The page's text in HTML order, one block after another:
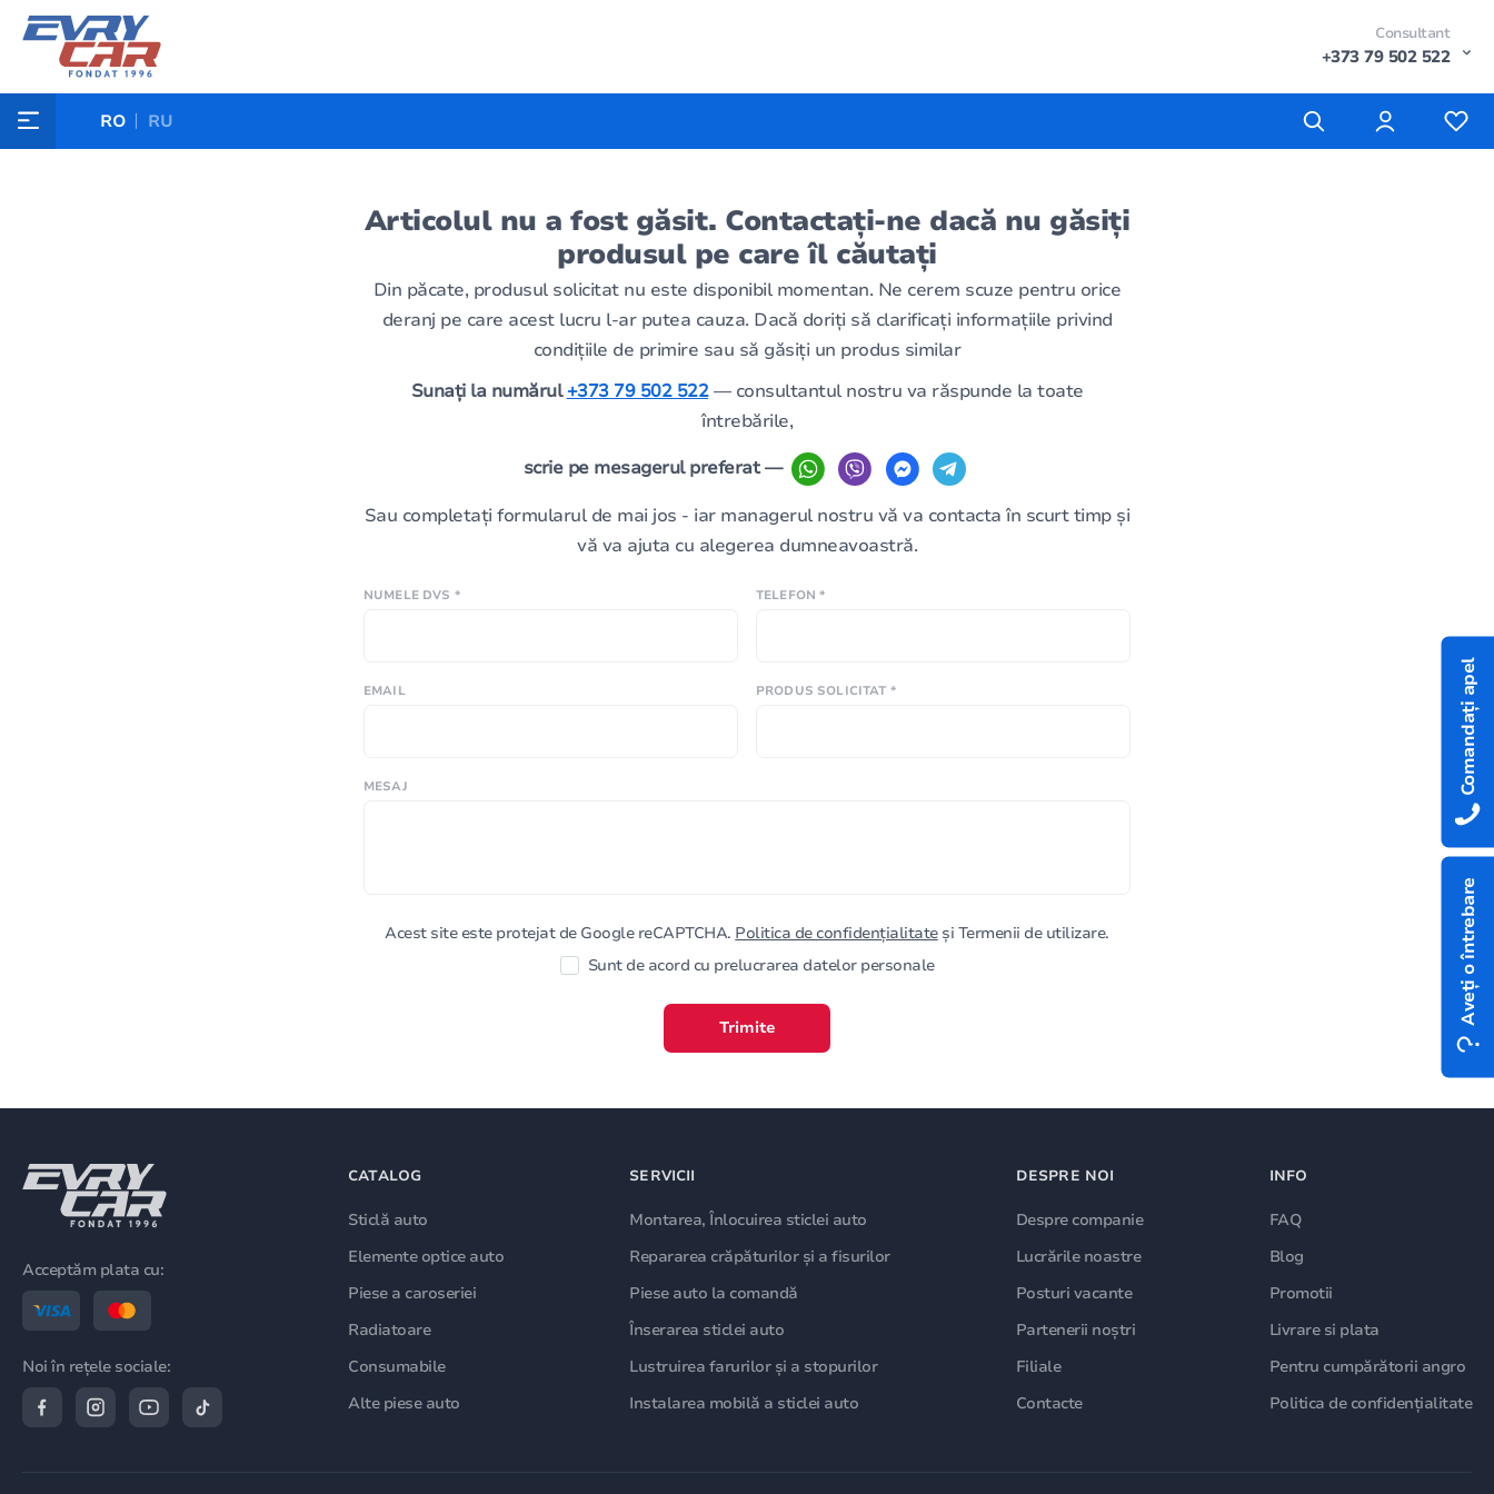
Consultant
+373 79 502 522
RO RU
Articolul nu a fost găsit. Contactați-ne dacă nu găsiți
produsul pe care îl căutați
Din păcate, produsul solicitat nu este disponibil momentan. Ne cerem scuze pentru orice
deranj pe care acest lucru l-ar putea cauza. Dacă doriți să clarificați informațiile privind
condițiile de primire sau să găsiți un produs similar
Sunați la numărul+373 79 502 522— consultantul nostru va răspunde la toate
întrebările,
scrie pe mesagerul preferat —
Sau completați formularul de mai jos - iar managerul nostru vă va contacta în scurt timp și
vă va ajuta cu alegerea dumneavoastră.
NUMELE DVS * TELEFON *
EMAIL PRODUS SOLICITAT *
MESAJ
Acest site este protejat de Google reCAPTCHA. Politica de confidențialitateși Termenii de utilizare.
Sunt de acord cu prelucrarea datelor personale
Trimite
Aveți o întrebare
Comandați apel
Acceptăm plata cu:
Noi în rețele sociale:
CATALOG
Sticlă auto
Elemente optice auto
Piese a caroseriei
Radiatoare
Consumabile
Alte piese auto
SERVICII
Montarea, Înlocuirea sticlei auto
Repararea crăpăturilor și a fisurilor
Piese auto la comandă
Înserarea sticlei auto
Lustruirea farurilor și a stopurilor
Instalarea mobilă a sticlei auto
DESPRE NOI
Despre companie
Lucrările noastre
Posturi vacante
Partenerii noștri
Filiale
Contacte
INFO
FAQ
Blog
Promotii
Livrare si plata
Pentru cumpărătorii angro
Politica de confidențialitate